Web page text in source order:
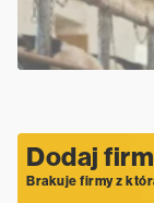
Dodaj
Brakuje firmy z